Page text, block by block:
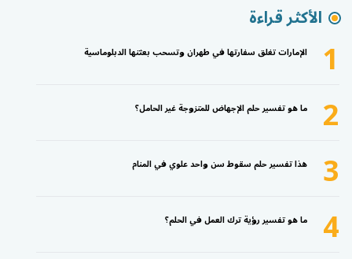
الأكثر قراءة
1 الإمارات تغلق سفارتها في طهران وتسحب بعثتها الدبلوماسية
2 ما هو تفسير حلم الإجهاض للمتزوجة غير الحامل؟
3 هذا تفسير حلم سقوط سن واحد علوي في المنام
4 ما هو تفسير رؤية ترك العمل في الحلم؟